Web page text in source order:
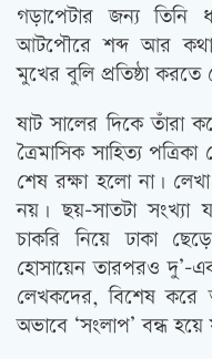
গড়াপেটার জন্য তিনি
আটপৌরে শব্দ আর কথা
মুখের বুলি প্রতিষ্ঠা
ষাট সালের দিকে তাঁরা
ত্রৈমাসিক সাহিত্য
শেষ রক্ষা হলো না।
নয়। ছয়-সাতটা সংখ্যা
চাকরি নিয়ে ঢাকা
হোসায়েন তারপরও দু’-
লেখকদের, বিশেষ করে
অভাবে ‘সংলাপ’ বন্ধ হয়ে